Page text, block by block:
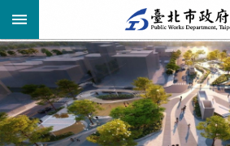
跳到主要內容區塊
進
階
搜
公
告
資